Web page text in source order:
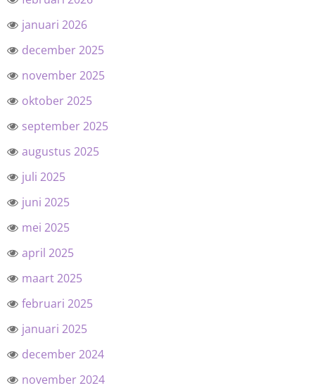
januari 2026
december 2025
november 2025
oktober 2025
september 2025
augustus 2025
juli 2025
juni 2025
mei 2025
april 2025
maart 2025
februari 2025
januari 2025
december 2024
november 2024